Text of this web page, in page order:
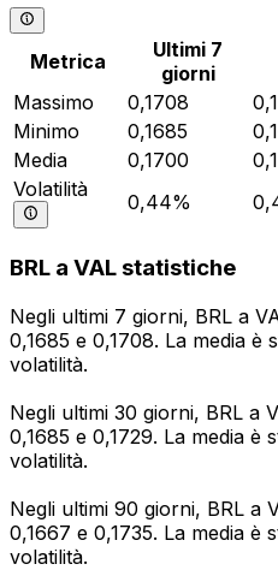
Metrica
Ultimi 7
giorni
Massimo
0,1708
Minimo
0,1685
Media
0,1700
Volatilità
0,44%
BRL a VAL statistiche
Negli ultimi 7 giorni, BRL a
0,1685 e 0,1708. La media è
volatilità.
Negli ultimi 30 giorni, BRL a
0,1685 e 0,1729. La media è
volatilità.
Negli ultimi 90 giorni, BRL a
0,1667 e 0,1735. La media è
volatilità.